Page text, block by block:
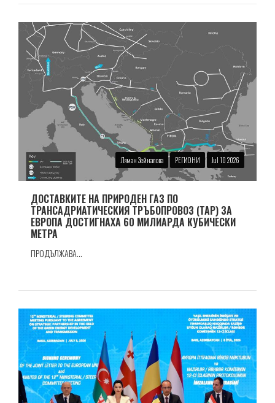
Ляман Зейналова РЕГИОНИ Jul 10 2026
ДОСТАВКИТЕ НА ПРИРОДЕН ГАЗ ПО
ТРАНСАДРИАТИЧЕСКИЯ ТРЪБОПРОВОЗ (TAP) ЗА
ЕВРОПА ДОСТИГНАХА 60 МИЛИАРДА КУБИЧЕСКИ
МЕТРА
ПРОДЪЛЖАВА...